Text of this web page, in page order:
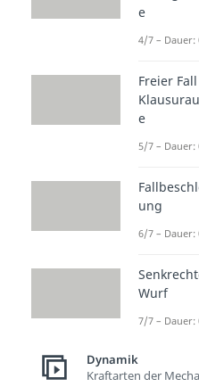
Die
Sie gibt
Feder
größer
weniger
bei
Durch
e
4/7 – Dauer:
Freier Fall
e
5/7 – Dauer:
ung
6/7 – Dauer:
Wurf
7/7 – Dauer:
Dynamik
Kraftarten der